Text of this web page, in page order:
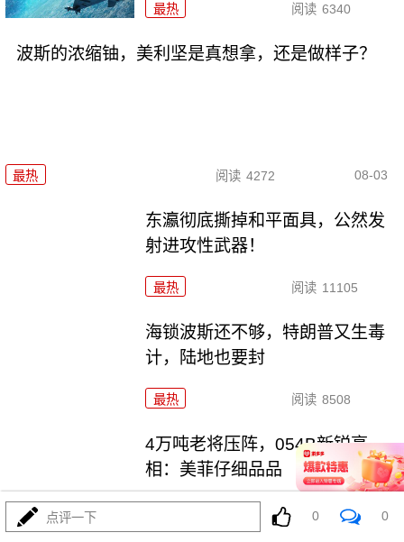
最热 阅读 6340
波斯的浓缩铀，美利坚是真想拿，还是做样子？
最热 阅读 4272 08-03
东瀛彻底撕掉和平面具，公然发
射进攻性武器！
最热 阅读 11105
海锁波斯还不够，特朗普又生毒
计，陆地也要封
最热 阅读 8508
4万吨老将压阵，054B新锐亮
相：美菲仔细品品
阅读 8272
点评一下 0 0